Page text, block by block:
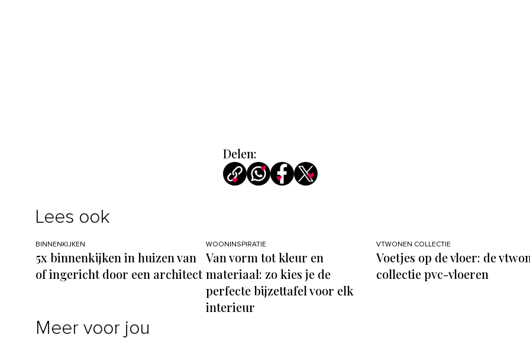
Delen:
Lees ook
BINNENKIJKEN
5x binnenkijken in huizen van
of ingericht door een architect
WOONINSPIRATIE
Van vorm tot kleur en
materiaal: zo kies je de
perfecte bijzettafel voor elk
interieur
VTWONEN COLLECTIE
Voetjes op de vloer: de
collectie pvc-vloeren
Meer voor jou